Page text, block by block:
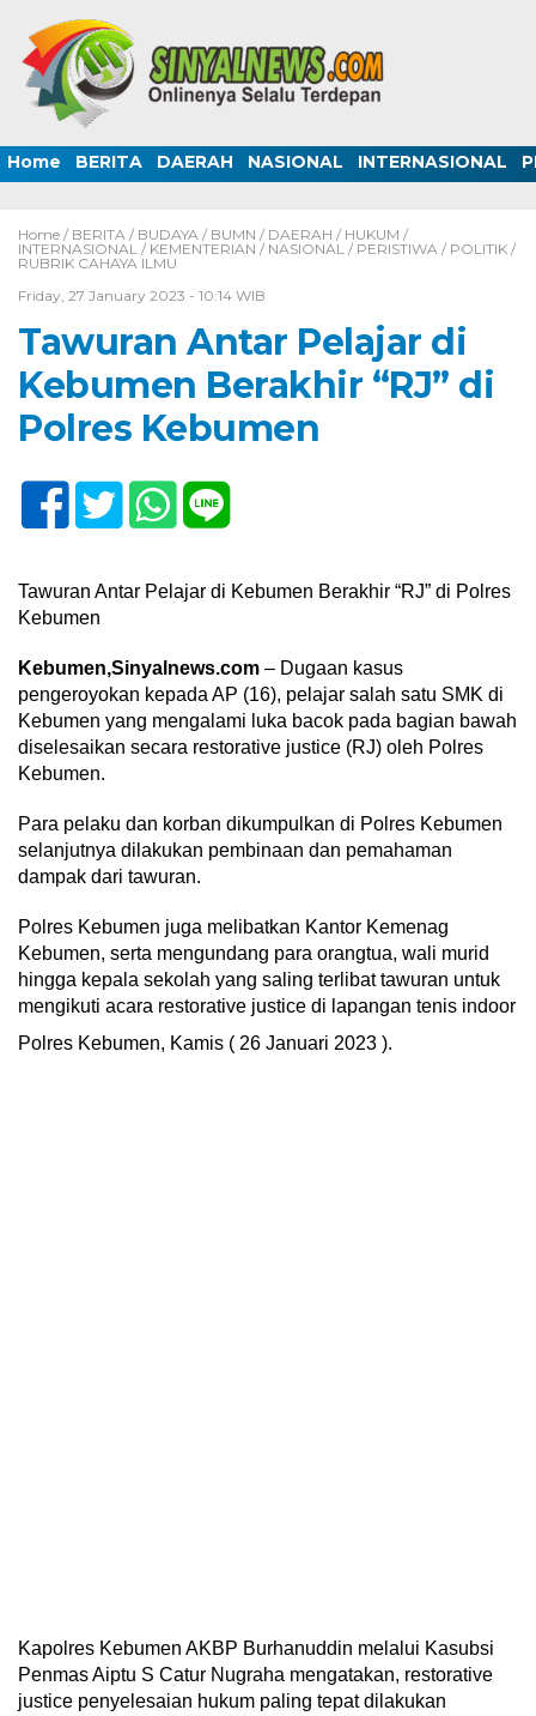
Home BERITA DAERAH NASIONAL INTERNASIONAL
Home / BERITA / BUDAYA / BUMN / DAERAH / HUKUM /
INTERNASIONAL / KEMENTERIAN / NASIONAL / PERISTIWA / POLITIK /
RUBRIK CAHAYA ILMU
Friday, 27 January 2023 - 10:14 WIB
Tawuran Antar Pelajar di
Kebumen Berakhir “RJ” di
Polres Kebumen
Tawuran Antar Pelajar di Kebumen Berakhir “RJ” di Polres
Kebumen
Kebumen,Sinyalnews.com – Dugaan kasus
pengeroyokan kepada AP (16), pelajar salah satu SMK di
Kebumen yang mengalami luka bacok pada bagian bawah
diselesaikan secara restorative justice (RJ) oleh Polres
Kebumen.
Para pelaku dan korban dikumpulkan di Polres Kebumen
selanjutnya dilakukan pembinaan dan pemahaman
dampak dari tawuran.
Polres Kebumen juga melibatkan Kantor Kemenag
Kebumen, serta mengundang para orangtua, wali murid
hingga kepala sekolah yang saling terlibat tawuran untuk
mengikuti acara restorative justice di lapangan tenis indoor
Polres Kebumen, Kamis ( 26 Januari 2023 ).
Kapolres Kebumen AKBP Burhanuddin melalui Kasubsi
Penmas Aiptu S Catur Nugraha mengatakan, restorative
justice penyelesaian hukum paling tepat dilakukan